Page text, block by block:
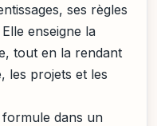
ses règles
enseigne la
tout en la rendant
les projets et les
dans un